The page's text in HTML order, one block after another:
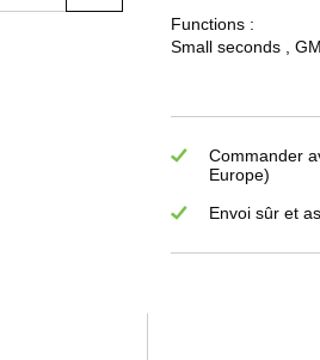
Functions :
Small seconds ,
Commander
Europe)
Envoi sûr et